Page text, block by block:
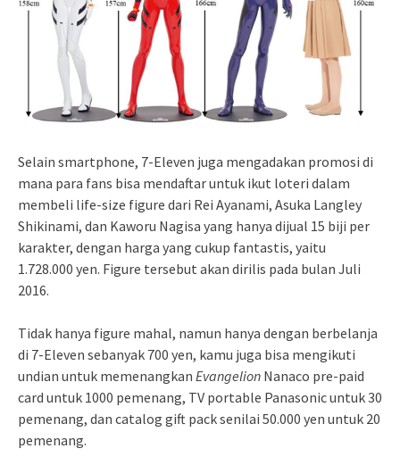
Selain smartphone, 7-Eleven juga mengadakan promosi di
mana para fans bisa mendaftar untuk ikut loteri dalam
membeli life-size figure dari Rei Ayanami, Asuka Langley
Shikinami, dan Kaworu Nagisa yang hanya dijual 15 biji per
karakter, dengan harga yang cukup fantastis, yaitu
1.728.000 yen. Figure tersebut akan dirilis pada bulan Juli
2016.
Tidak hanya figure mahal, namun hanya dengan berbelanja
di 7-Eleven sebanyak 700 yen, kamu juga bisa mengikuti
undian untuk memenangkan Evangelion Nanaco pre-paid
card untuk 1000 pemenang, TV portable Panasonic untuk 30
pemenang, dan catalog gift pack senilai 50.000 yen untuk 20
pemenang.